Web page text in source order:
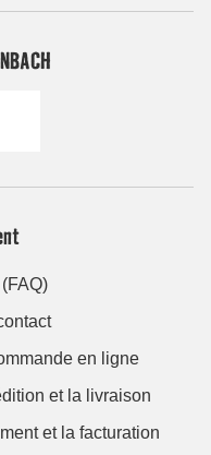
en ligne
et la livraison
et la facturation